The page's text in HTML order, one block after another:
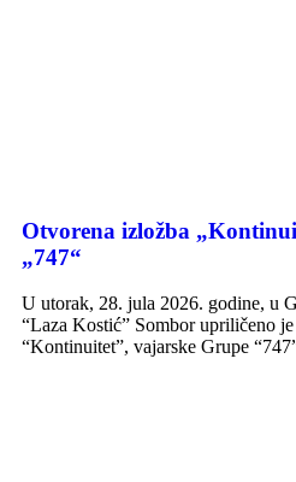
Otvorena izložba
„747“
U utorak, 28. jula 2026. godine, u
“Laza Kostić” Sombor upriličeno
“Kontinuitet”, vajarske Grupe